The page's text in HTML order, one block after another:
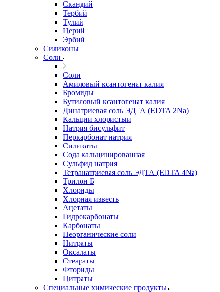
Скандий
Тербий
Тулий
Церий
Эрбий
Силиконы
Соли
Соли
Амиловый ксантогенат калия
Бромиды
Бутиловый ксантогенат калия
Динатриевая соль ЭДТА (EDTA 2Na)
Кальций хлористый
Натрия бисульфит
Перкарбонат натрия
Силикаты
Сода кальцинированная
Сульфид натрия
Тетранатриевая соль ЭДТА (EDTA 4Na)
Трилон Б
Хлориды
Хлорная известь
Ацетаты
Гидрокарбонаты
Карбонаты
Неорганические соли
Нитраты
Оксалаты
Стеараты
Фториды
Цитраты
Специальные химические продукты